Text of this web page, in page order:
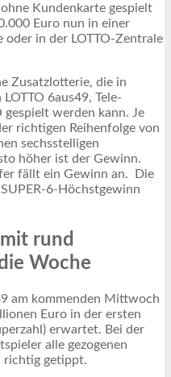
Kundenkarte gespielt
Euro nun in einer
oder in der LOTTO-Zentrale
Zusatzlotterie, die in
6aus49, Tele-
gespielt werden kann. Je
richtigen Reihenfolge von
sechsstelligen
höher ist der Gewinn.
fällt ein Gewinn an. Die
6-Höchstgewinn
rund
Woche
am kommenden Mittwoch
Euro in der ersten
erwartet. Bei der
alle gezogenen
richtig getippt.